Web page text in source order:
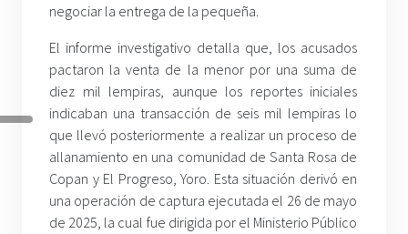
negociar la entrega de la pequeña.
El informe investigativo detalla que, los acusados
pactaron la venta de la menor por una suma de
diez mil lempiras, aunque los reportes iniciales
indicaban una transacción de seis mil lempiras lo
que llevó posteriormente a realizar un proceso de
allanamiento en una comunidad de Santa Rosa de
Copan y El Progreso, Yoro. Esta situación derivó en
una operación de captura ejecutada el 26 de mayo
de 2025, la cual fue dirigida por el Ministerio Público